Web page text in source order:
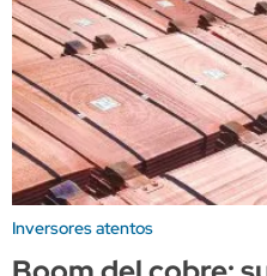
Inversores atentos